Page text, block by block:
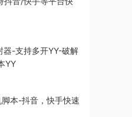
器-支持多开YY-破解
YY
本-抖音，快手快速